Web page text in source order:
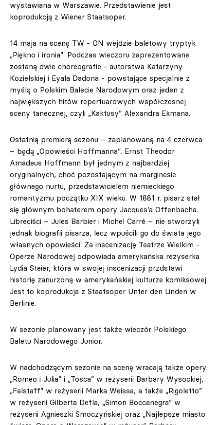
wystawiana w Warszawie. Przedstawienie jest
koprodukcją z Wiener Staatsoper.
14 maja na scenę TW - ON wejdzie baletowy tryptyk
„Piękno i ironia”. Podczas wieczoru zaprezentowane
zostaną dwie choreografie - autorstwa Katarzyny
Kozielskiej i Eyala Dadona - powstające specjalnie z
myślą o Polskim Balecie Narodowym oraz jeden z
największych hitów repertuarowych współczesnej
sceny tanecznej, czyli „Kaktusy” Alexandra Ekmana.
Ostatnią premierą sezonu – zaplanowaną na 4 czerwca
– będą „Opowieści Hoffmanna”. Ernst Theodor
Amadeus Hoffmann był jednym z najbardziej
oryginalnych, choć pozostającym na marginesie
głównego nurtu, przedstawicielem niemieckiego
romantyzmu początku XIX wieku. W 1881 r. pisarz stał
się głównym bohaterem opery Jacques’a Offenbacha.
Libreciści – Jules Barbier i Michel Carré – nie stworzyli
jednak biografii pisarza, lecz wpuścili go do świata jego
własnych opowieści. Za inscenizację Teatrze Wielkim -
Operze Narodowej odpowiada amerykańska reżyserka
Lydia Steier, która w swojej inscenizacji przdstawi
historię zanurzoną w amerykańskiej kulturze komiksowej.
Jest to koprodukcja z Staatsoper Unter den Linden w
Berlinie.
W sezonie planowany jest także wieczór Polskiego
Baletu Narodowego Junior.
W nadchodzącym sezonie na scenę wracają także opery:
„Romeo i Julia” i „Tosca” w reżyserii Barbary Wysockiej,
„Falstaff” w reżyserii Marka Weissa, a także „Rigoletto”
w reżyserii Gilberta Defla, „Simon Boccanegra” w
reżyserii Agnieszki Smoczyńskiej oraz „Najlepsze miasto